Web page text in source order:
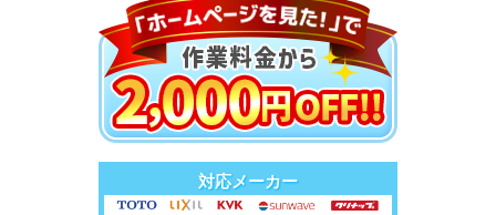
対応メーカー